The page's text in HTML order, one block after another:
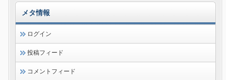
メタ情報
ログイン
投稿フィード
コメントフィード